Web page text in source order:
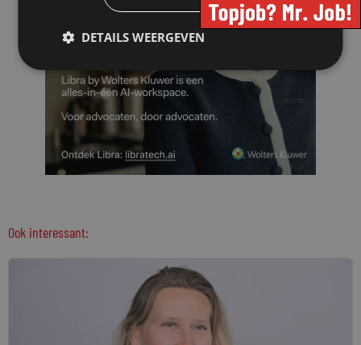
Ook interessant:
DETAILS WEERGEVEN